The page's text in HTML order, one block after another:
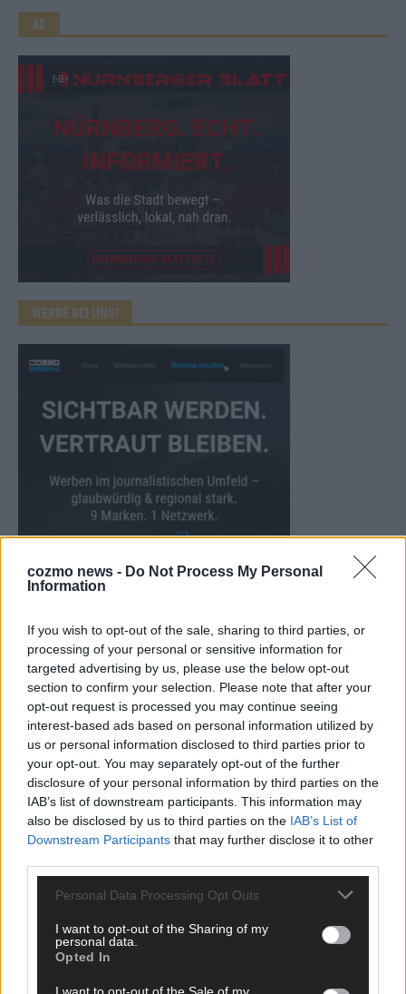
cozmo news - Do Not Process My Personal
Information
If you wish to opt-out of the sale, sharing to third parties, or
processing of your personal or sensitive information for
targeted advertising by us, please use the below opt-out
section to confirm your selection. Please note that after your
opt-out request is processed you may continue seeing
interest-based ads based on personal information utilized by
us or personal information disclosed to third parties prior to
your opt-out. You may separately opt-out of the further
disclosure of your personal information by third parties on the
IAB’s list of downstream participants. This information may
also be disclosed by us to third parties on the IAB’s List of
Downstream Participants that may further disclose it to other
Personal Data Processing Opt Outs
I want to opt-out of the Sharing of my
personal data.
Opted In
AD
WERBE BEI UNS!
AD